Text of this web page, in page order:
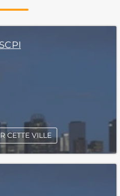
CETTE VILLE